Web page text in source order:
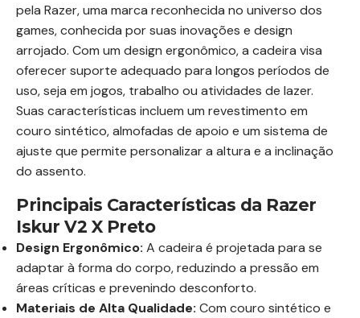
pela Razer, uma marca reconhecida no universo dos
games, conhecida por suas inovações e design
arrojado. Com um design ergonômico, a cadeira visa
oferecer suporte adequado para longos períodos de
uso, seja em jogos, trabalho ou atividades de lazer.
Suas características incluem um revestimento em
couro sintético, almofadas de apoio e um sistema de
ajuste que permite personalizar a altura e a inclinação
do assento.
Principais Características da Razer
Iskur V2 X Preto
Design Ergonômico: A cadeira é projetada para se
adaptar à forma do corpo, reduzindo a pressão em
áreas críticas e prevenindo desconforto.
Materiais de Alta Qualidade: Com couro sintético e